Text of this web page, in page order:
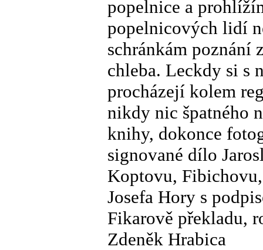
popelnice a
popelnicových lidí
schránkám poznání
chleba. Leckdy si s
procházejí kolem
nikdy nic špatného
knihy, dokonce
signované dílo
Koptovu,
Josefa Hory s
Fikarově překladu,
Zdeněk Hrabica